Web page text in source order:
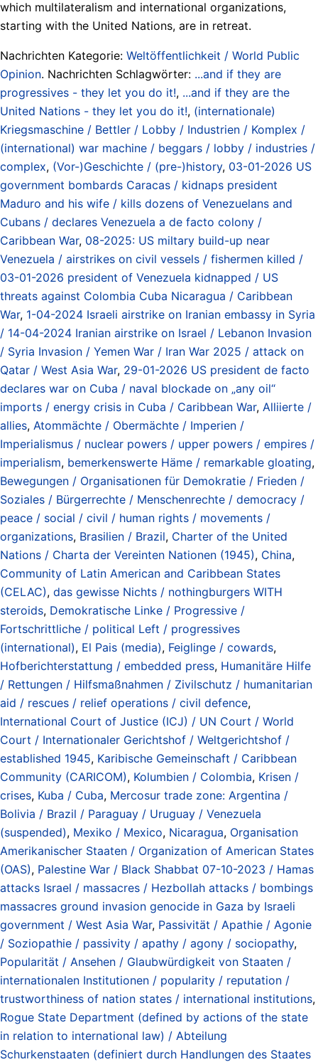
which multilateralism and international organizations,
starting with the United Nations, are in retreat.
Nachrichten Kategorie: Weltöffentlichkeit / World Public
Opinion. Nachrichten Schlagwörter: ...and if they are
progressives - they let you do it!, ...and if they are the
United Nations - they let you do it!, (internationale)
Kriegsmaschine / Bettler / Lobby / Industrien / Komplex /
(international) war machine / beggars / lobby / industries /
complex, (Vor-)Geschichte / (pre-)history, 03-01-2026 US
government bombards Caracas / kidnaps president
Maduro and his wife / kills dozens of Venezuelans and
Cubans / declares Venezuela a de facto colony /
Caribbean War, 08-2025: US miltary build-up near
Venezuela / airstrikes on civil vessels / fishermen killed /
03-01-2026 president of Venezuela kidnapped / US
threats against Colombia Cuba Nicaragua / Caribbean
War, 1-04-2024 Israeli airstrike on Iranian embassy in Syria
/ 14-04-2024 Iranian airstrike on Israel / Lebanon Invasion
/ Syria Invasion / Yemen War / Iran War 2025 / attack on
Qatar / West Asia War, 29-01-2026 US president de facto
declares war on Cuba / naval blockade on „any oil“
imports / energy crisis in Cuba / Caribbean War, Alliierte /
allies, Atommächte / Obermächte / Imperien /
Imperialismus / nuclear powers / upper powers / empires /
imperialism, bemerkenswerte Häme / remarkable gloating,
Bewegungen / Organisationen für Demokratie / Frieden /
Soziales / Bürgerrechte / Menschenrechte / democracy /
peace / social / civil / human rights / movements /
organizations, Brasilien / Brazil, Charter of the United
Nations / Charta der Vereinten Nationen (1945), China,
Community of Latin American and Caribbean States
(CELAC), das gewisse Nichts / nothingburgers WITH
steroids, Demokratische Linke / Progressive /
Fortschrittliche / political Left / progressives
(international), El Pais (media), Feiglinge / cowards,
Hofberichterstattung / embedded press, Humanitäre Hilfe
/ Rettungen / Hilfsmaßnahmen / Zivilschutz / humanitarian
aid / rescues / relief operations / civil defence,
International Court of Justice (ICJ) / UN Court / World
Court / Internationaler Gerichtshof / Weltgerichtshof /
established 1945, Karibische Gemeinschaft / Caribbean
Community (CARICOM), Kolumbien / Colombia, Krisen /
crises, Kuba / Cuba, Mercosur trade zone: Argentina /
Bolivia / Brazil / Paraguay / Uruguay / Venezuela
(suspended), Mexiko / Mexico, Nicaragua, Organisation
Amerikanischer Staaten / Organization of American States
(OAS), Palestine War / Black Shabbat 07-10-2023 / Hamas
attacks Israel / massacres / Hezbollah attacks / bombings
massacres ground invasion genocide in Gaza by Israeli
government / West Asia War, Passivität / Apathie / Agonie
/ Soziopathie / passivity / apathy / agony / sociopathy,
Popularität / Ansehen / Glaubwürdigkeit von Staaten /
internationalen Institutionen / popularity / reputation /
trustworthiness of nation states / international institutions,
Rogue State Department (defined by actions of the state
in relation to international law) / Abteilung
Schurkenstaaten (definiert durch Handlungen des Staates